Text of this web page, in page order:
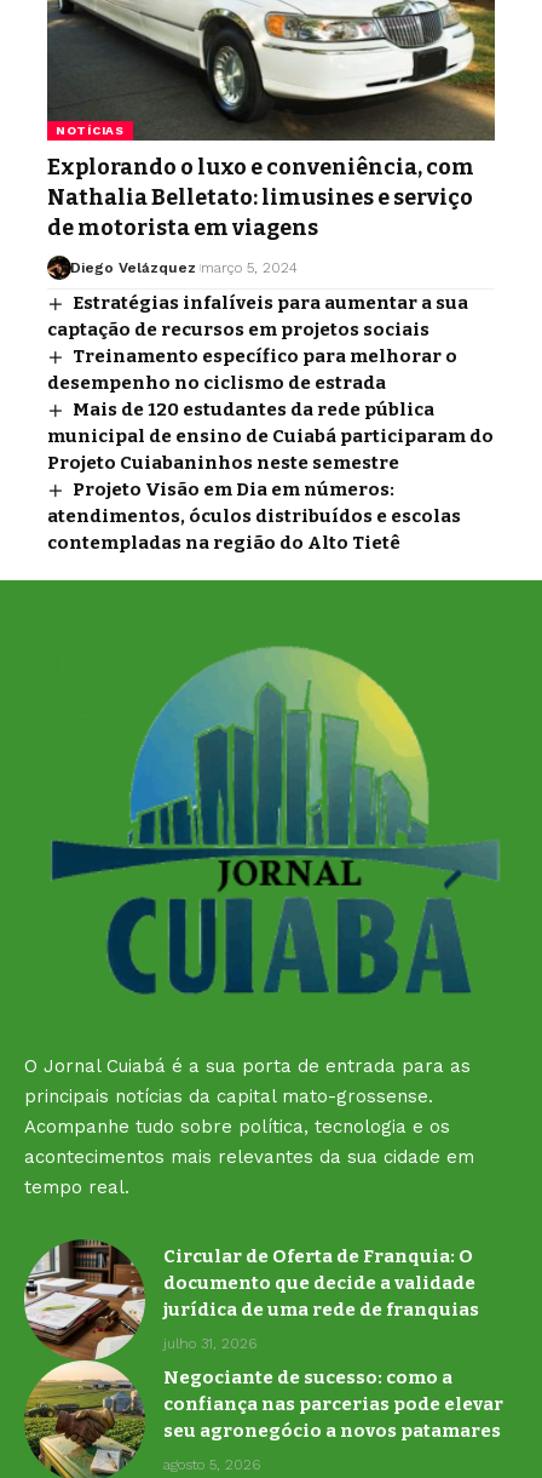
NOTÍCIAS
Explorando o luxo e conveniência, com
Nathalia Belletato: limusines e serviço
de motorista em viagens
Diego Velázquez março 5, 2024
Estratégias infalíveis para aumentar a sua
captação de recursos em projetos sociais
Treinamento específico para melhorar o
desempenho no ciclismo de estrada
Mais de 120 estudantes da rede pública
municipal de ensino de Cuiabá participaram do
Projeto Cuiabaninhos neste semestre
Projeto Visão em Dia em números:
atendimentos, óculos distribuídos e escolas
contempladas na região do Alto Tietê
O Jornal Cuiabá é a sua porta de entrada para as
principais notícias da capital mato-grossense.
Acompanhe tudo sobre política, tecnologia e os
acontecimentos mais relevantes da sua cidade em
tempo real.
Circular de Oferta de Franquia: O
documento que decide a validade
jurídica de uma rede de franquias
julho 31, 2026
Negociante de sucesso: como a
confiança nas parcerias pode elevar
seu agronegócio a novos patamares
agosto 5, 2026